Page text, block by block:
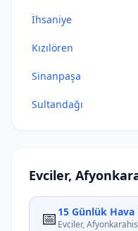
İhsaniye
Kızılören
Sinanpaşa
Sultandağı
Evciler,
📅 15 Günlük
Evciler,